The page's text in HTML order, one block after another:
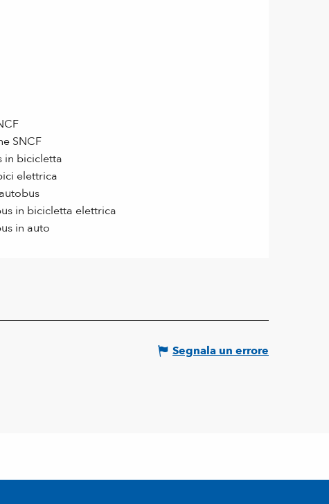
SNCF
in bicicletta
elettrica
in bicicletta elettrica
in auto
Segnala un errore